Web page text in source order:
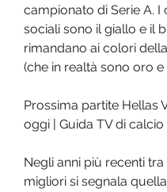
campionato di Serie A. I
sociali sono il giallo e il
rimandano ai colori
(che in realtà sono oro e
Prossima partite Hellas
oggi | Guida TV di calcio
Negli anni più recenti
migliori si segnala